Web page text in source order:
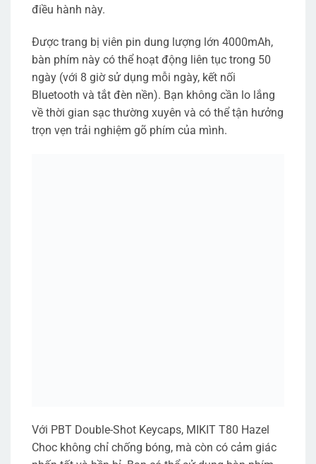
điều hành này.
Được trang bị viên pin dung lượng lớn 4000mAh,
bàn phím này có thể hoạt động liên tục trong 50
ngày (với 8 giờ sử dụng mỗi ngày, kết nối
Bluetooth và tắt đèn nền). Bạn không cần lo lắng
về thời gian sạc thường xuyên và có thể tận hưởng
trọn vẹn trải nghiệm gõ phím của mình.
Với PBT Double-Shot Keycaps, MIKIT T80 Hazel
Choc không chỉ chống bóng, mà còn có cảm giác